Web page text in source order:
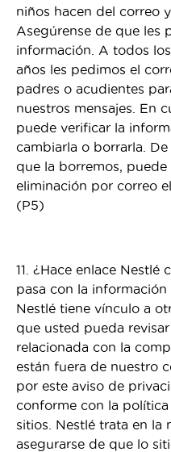
niños hacen del correo
Asegúrense de que les
información. A todos
años les pedimos el
padres o acudientes
nuestros mensajes. En
puede verificar la
cambiarla o borrarla.
que la borremos,
eliminación por correo
(P5)
11. ¿Hace enlace
pasa con la
Nestlé tiene vínculo a
que usted pueda
relacionada con la
están fuera de nuestro
por este aviso de
conforme con la
sitios. Nestlé trata en la
asegurarse de que lo